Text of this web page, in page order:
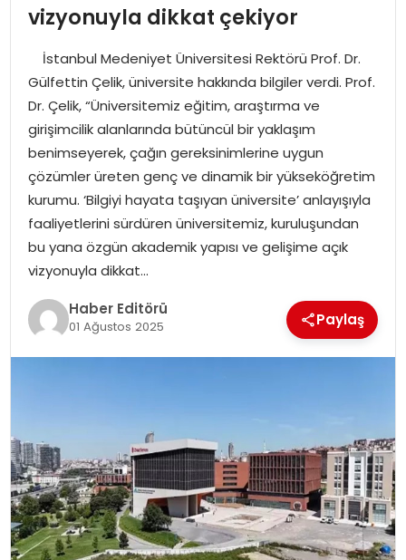
TEKNOLOJI
EĞITIM
MAGAZIN
SPOR
YAŞAM
vizyonuyla dikkat çekiyor
İstanbul Medeniyet Üniversitesi Rektörü Prof. Dr.
Gülfettin Çelik, üniversite hakkında bilgiler verdi. Prof.
Dr. Çelik, “Üniversitemiz eğitim, araştırma ve
girişimcilik alanlarında bütüncül bir yaklaşım
benimseyerek, çağın gereksinimlerine uygun
çözümler üreten genç ve dinamik bir yükseköğretim
kurumu. ‘Bilgiyi hayata taşıyan üniversite’ anlayışıyla
faaliyetlerini sürdüren üniversitemiz, kuruluşundan
bu yana özgün akademik yapısı ve gelişime açık
vizyonuyla dikkat…
Haber Editörü
01 Ağustos 2025 Paylaş